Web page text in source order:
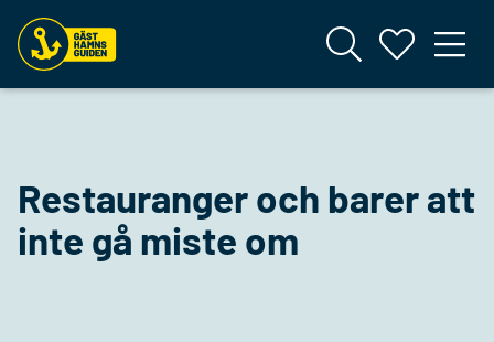
Restauranger och barer att
inte gå miste om